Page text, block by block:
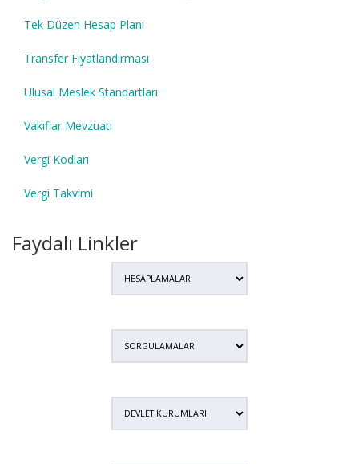
Tek Düzen Hesap Planı
Transfer Fiyatlandırması
Ulusal Meslek Standartları
Vakıflar Mevzuatı
Vergi Kodları
Vergi Takvimi
Faydalı Linkler